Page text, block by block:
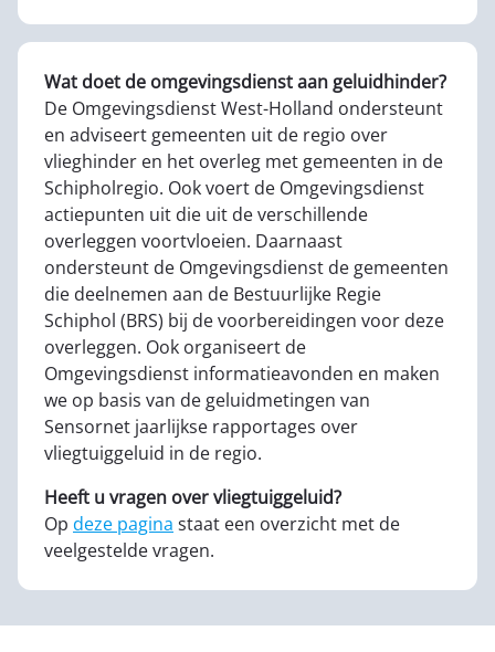
Wat doet de omgevingsdienst aan geluidhinder?
De Omgevingsdienst West-Holland ondersteunt
en adviseert gemeenten uit de regio over
vlieghinder en het overleg met gemeenten in de
Schipholregio. Ook voert de Omgevingsdienst
actiepunten uit die uit de verschillende
overleggen voortvloeien. Daarnaast
ondersteunt de Omgevingsdienst de gemeenten
die deelnemen aan de Bestuurlijke Regie
Schiphol (BRS) bij de voorbereidingen voor deze
overleggen. Ook organiseert de
Omgevingsdienst informatieavonden en maken
we op basis van de geluidmetingen van
Sensornet jaarlijkse rapportages over
vliegtuiggeluid in de regio.
Heeft u vragen over vliegtuiggeluid?
Op deze pagina staat een overzicht met de
veelgestelde vragen.